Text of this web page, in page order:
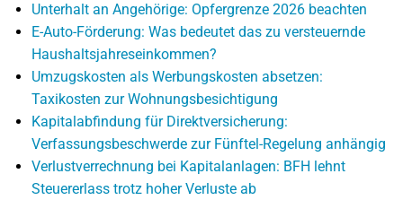
Unterhalt an Angehörige: Opfergrenze 2026 beachten
E-Auto-Förderung: Was bedeutet das zu versteuernde
Haushaltsjahreseinkommen?
Umzugskosten als Werbungskosten absetzen:
Taxikosten zur Wohnungsbesichtigung
Kapitalabfindung für Direktversicherung:
Verfassungsbeschwerde zur Fünftel-Regelung anhängig
Verlustverrechnung bei Kapitalanlagen: BFH lehnt
Steuererlass trotz hoher Verluste ab